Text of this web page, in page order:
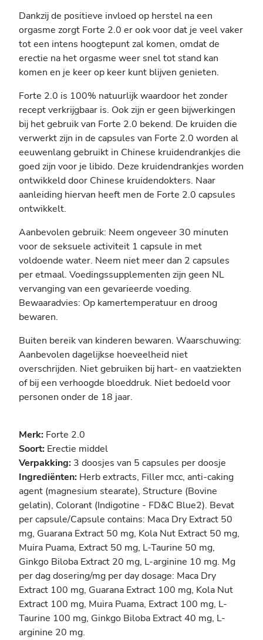
Dankzij de positieve invloed op herstel na een
orgasme zorgt Forte 2.0 er ook voor dat je veel vaker
tot een intens hoogtepunt zal komen, omdat de
erectie na het orgasme weer snel tot stand kan
komen en je keer op keer kunt blijven genieten.
Forte 2.0 is 100% natuurlijk waardoor het zonder
recept verkrijgbaar is. Ook zijn er geen bijwerkingen
bij het gebruik van Forte 2.0 bekend. De kruiden die
verwerkt zijn in de capsules van Forte 2.0 worden al
eeuwenlang gebruikt in Chinese kruidendrankjes die
goed zijn voor je libido. Deze kruidendrankjes worden
ontwikkeld door Chinese kruidendokters. Naar
aanleiding hiervan heeft men de Forte 2.0 capsules
ontwikkelt.
Aanbevolen gebruik: Neem ongeveer 30 minuten
voor de seksuele activiteit 1 capsule in met
voldoende water. Neem niet meer dan 2 capsules
per etmaal. Voedingssupplementen zijn geen NL
vervanging van een gevarieerde voeding.
Bewaaradvies: Op kamertemperatuur en droog
bewaren.
Buiten bereik van kinderen bewaren. Waarschuwing:
Aanbevolen dagelijkse hoeveelheid niet
overschrijden. Niet gebruiken bij hart- en vaatziekten
of bij een verhoogde bloeddruk. Niet bedoeld voor
personen onder de 18 jaar.
Merk: Forte 2.0
Soort: Erectie middel
Verpakking: 3 doosjes van 5 capsules per doosje
Ingrediënten: Herb extracts, Filler mcc, anti-caking
agent (magnesium stearate), Structure (Bovine
gelatin), Colorant (Indigotine - FD&C Blue2). Bevat
per capsule/Capsule contains: Maca Dry Extract 50
mg, Guarana Extract 50 mg, Kola Nut Extract 50 mg,
Muira Puama, Extract 50 mg, L-Taurine 50 mg,
Ginkgo Biloba Extract 20 mg, L-arginine 10 mg. Mg
per dag dosering/mg per day dosage: Maca Dry
Extract 100 mg, Guarana Extract 100 mg, Kola Nut
Extract 100 mg, Muira Puama, Extract 100 mg, L-
Taurine 100 mg, Ginkgo Biloba Extract 40 mg, L-
arginine 20 mg.